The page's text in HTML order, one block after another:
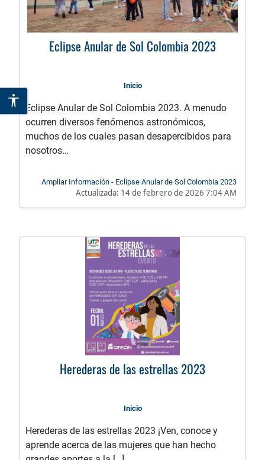
Eclipse Anular de Sol Colombia 2023
Inicio
Eclipse Anular de Sol Colombia 2023. A menudo
ocurren diversos fenómenos astronómicos,
muchos de los cuales pasan desapercibidos para
nosotros…
Ampliar Información - Eclipse Anular de Sol Colombia 2023
Actualizada: 14 de febrero de 2026 7:04 AM
Herederas de las estrellas 2023
Inicio
Herederas de las estrellas 2023 ¡Ven, conoce y
aprende acerca de las mujeres que han hecho